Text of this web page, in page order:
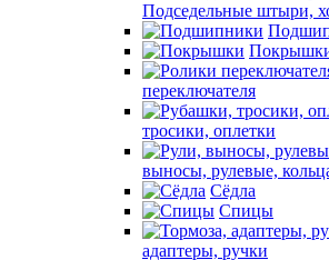
Подседельные штыри,
переключателя
тросики, оплетки
выносы, рулевые,
Сёдла
Спицы
адаптеры, ручки